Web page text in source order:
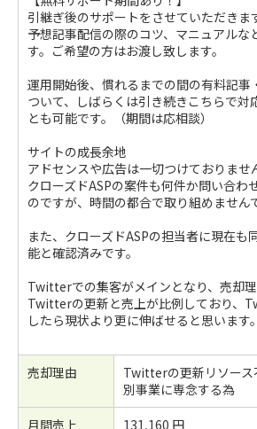
引継ぎ後のサポートをさせていただきま
予想記事配信の際のコツ、マニュアルな
す。ご希望の方はお渡し致します。
運用開始後、慣れるまでの間の有料記事
ついて、しばらくは引き続きこちらで対
とも可能です。（期間は応相談）
サイトの成長余地
アドセンスや広告は一切つけておりませ
クローズドASPの案件も何件か問い合わ
のですが、時間の都合で取り組めません
また、クローズドASPの担当者に現在も
能と確認済みです。
Twitterでの集客がメインとなり、売却
Twitterの更新と売上が比例しており、
したら現状より更に伸ばせると思います。
売却理由
Twitterの更新リソース
別事業に専念する為
月間売上
131,160 円